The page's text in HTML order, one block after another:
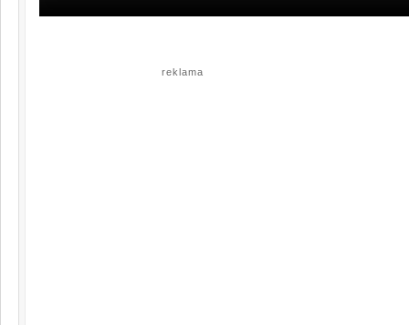
reklama